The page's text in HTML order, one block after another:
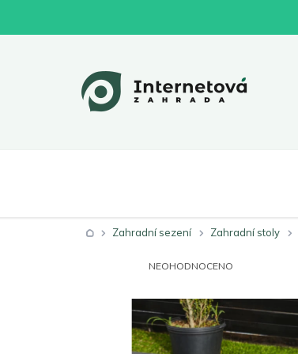
DomůZahradní sezení Zahradní stoly
PRŮMĚRNÉNEOHODNOCENO